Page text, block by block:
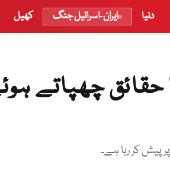
دنیا ایران-اسرائیل جنگ کھیل
چھپاتے
پیش کر رہا ہے۔